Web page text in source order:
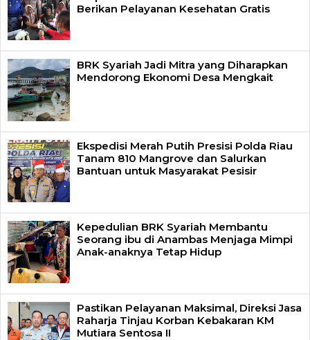
Berikan Pelayanan Kesehatan Gratis
BRK Syariah Jadi Mitra yang Diharapkan
Mendorong Ekonomi Desa Mengkait
Ekspedisi Merah Putih Presisi Polda Riau
Tanam 810 Mangrove dan Salurkan
Bantuan untuk Masyarakat Pesisir
Kepedulian BRK Syariah Membantu
Seorang ibu di Anambas Menjaga Mimpi
Anak-anaknya Tetap Hidup
Pastikan Pelayanan Maksimal, Direksi Jasa
Raharja Tinjau Korban Kebakaran KM
Mutiara Sentosa II